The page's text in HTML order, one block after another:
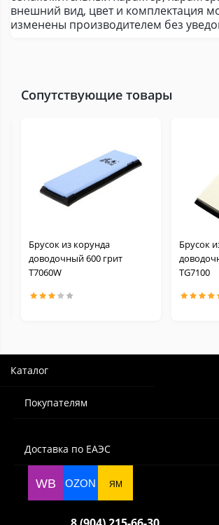
внешний вид, цвет и комплектация
изменены производителем без
Сопутствующие товары
Брусок из корунда
доводочный 600 грит
Т7060W
Брусок
TG7100
Каталог
Покупателям
Доставка по ЕАЭС
WB OZON ЯМ